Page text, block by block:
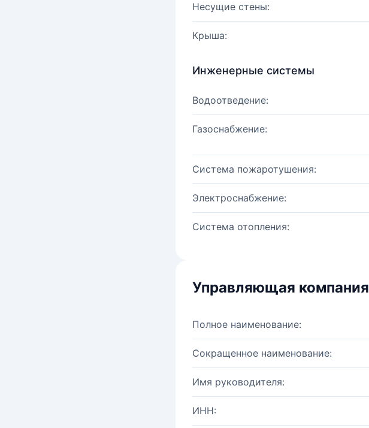
Несущие стены:
Крыша:
Инженерные системы
Водоотведение:
Газоснабжение:
Система пожаротушения:
Электроснабжение:
Система отопления:
Управляющая компания
Полное наименование:
Сокращенное наименование:
Имя руководителя:
ИНН: